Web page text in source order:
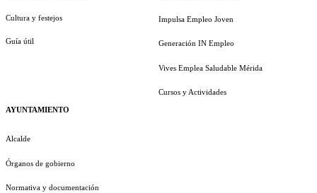
Cultura y festejos
Guía útil
AYUNTAMIENTO
Alcalde
Órganos de gobierno
Normativa y documentación
Impulsa Empleo Joven
Generación IN Empleo
Vives Emplea Saludable Mérida
Cursos y Actividades